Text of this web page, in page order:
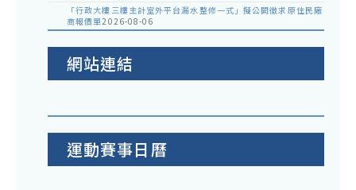
「行政大樓三樓主計室外平台漏水整修一式」擬公開徵求原住民廠
商報價單2026-08-06
網站連結
運動賽事日曆